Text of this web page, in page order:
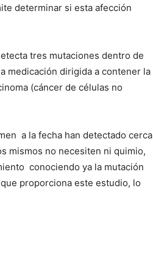
determinar si esta afección
tres mutaciones dentro de
medicación dirigida a contener la
(cáncer de células no
a la fecha han detectado cerca
mismos no necesiten ni quimio,
conociendo ya la mutación
proporciona este estudio, lo